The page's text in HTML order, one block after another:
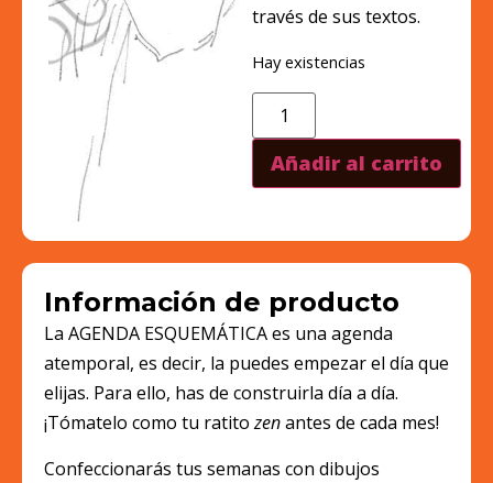
través de sus textos.
Hay existencias
Añadir al carrito
Información de producto
La AGENDA ESQUEMÁTICA es una agenda
atemporal, es decir, la puedes empezar el día que
elijas. Para ello, has de construirla día a día.
¡Tómatelo como tu ratitozenantes de cada mes!
Confeccionarás tus semanas con dibujos